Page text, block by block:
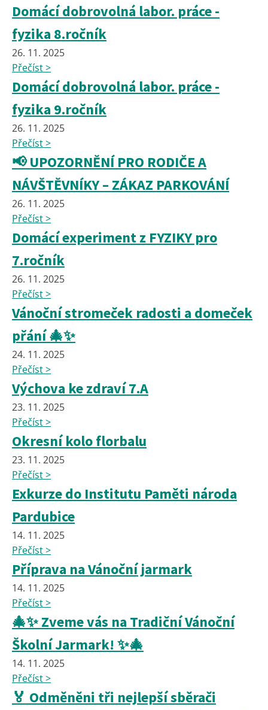
Domácí dobrovolná labor. práce -
fyzika 8.ročník
26. 11. 2025
Přečíst >
Domácí dobrovolná labor. práce -
fyzika 9.ročník
26. 11. 2025
Přečíst >
📢 UPOZORNĚNÍ PRO RODIČE A
NÁVŠTĚVNÍKY – ZÁKAZ PARKOVÁNÍ
26. 11. 2025
Přečíst >
Domácí experiment z FYZIKY pro
7.ročník
26. 11. 2025
Přečíst >
Vánoční stromeček radosti a domeček
přání 🎄✨
24. 11. 2025
Přečíst >
Výchova ke zdraví 7.A
23. 11. 2025
Přečíst >
Okresní kolo florbalu
23. 11. 2025
Přečíst >
Exkurze do Institutu Paměti národa
Pardubice
14. 11. 2025
Přečíst >
Příprava na Vánoční jarmark
14. 11. 2025
Přečíst >
🎄✨ Zveme vás na Tradiční Vánoční
Školní Jarmark! ✨🎄
14. 11. 2025
Přečíst >
🏅 Odměněni tři nejlepší sběrači